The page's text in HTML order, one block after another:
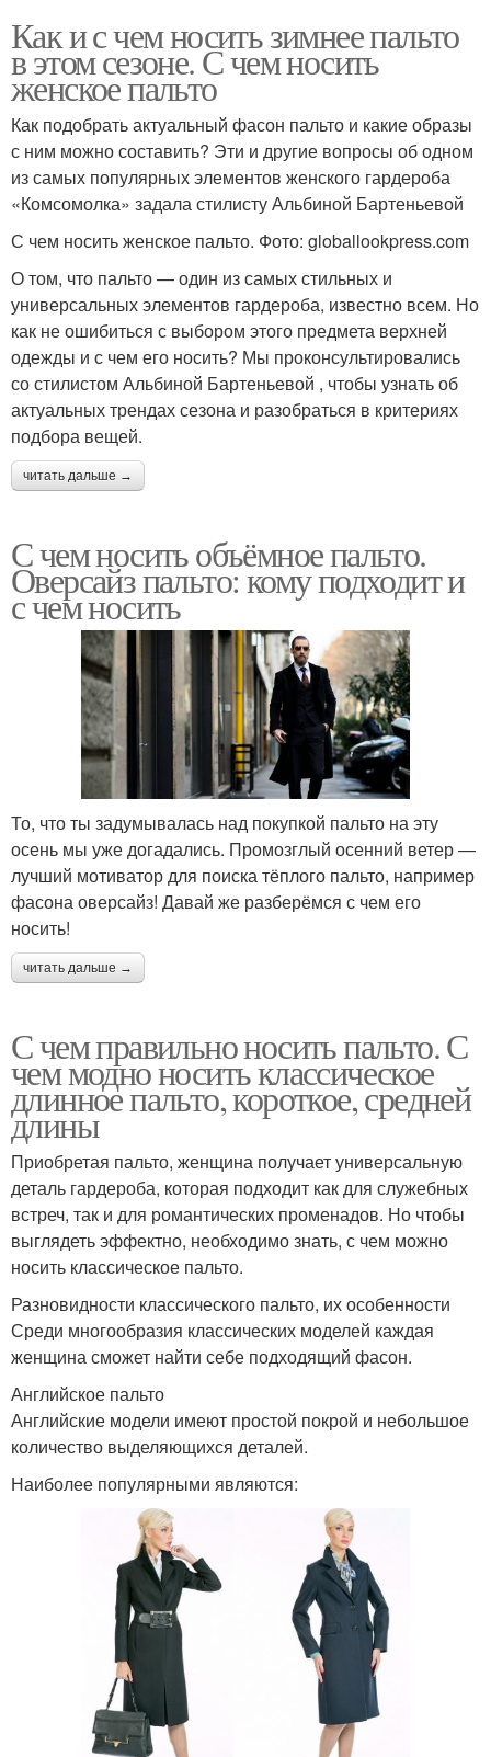
Как и с чем носить зимнее пальто
в этом сезоне. С чем носить
женское пальто
Как подобрать актуальный фасон пальто и какие образы
с ним можно составить? Эти и другие вопросы об одном
из самых популярных элементов женского гардероба
«Комсомолка» задала стилисту Альбиной Бартеньевой
С чем носить женское пальто. Фото: globallookpress.com
О том, что пальто — один из самых стильных и
универсальных элементов гардероба, известно всем. Но
как не ошибиться с выбором этого предмета верхней
одежды и с чем его носить? Мы проконсультировались
со стилистом Альбиной Бартеньевой , чтобы узнать об
актуальных трендах сезона и разобраться в критериях
подбора вещей.
читать дальше →
С чем носить объёмное пальто.
Оверсайз пальто: кому подходит и
с чем носить
То, что ты задумывалась над покупкой пальто на эту
осень мы уже догадались. Промозглый осенний ветер —
лучший мотиватор для поиска тёплого пальто, например
фасона оверсайз! Давай же разберёмся с чем его
носить!
читать дальше →
С чем правильно носить пальто. С
чем модно носить классическое
длинное пальто, короткое, средней
длины
Приобретая пальто, женщина получает универсальную
деталь гардероба, которая подходит как для служебных
встреч, так и для романтических променадов. Но чтобы
выглядеть эффектно, необходимо знать, с чем можно
носить классическое пальто.
Разновидности классического пальто, их особенности
Среди многообразия классических моделей каждая
женщина сможет найти себе подходящий фасон.
Английское пальто
Английские модели имеют простой покрой и небольшое
количество выделяющихся деталей.
Наиболее популярными являются: